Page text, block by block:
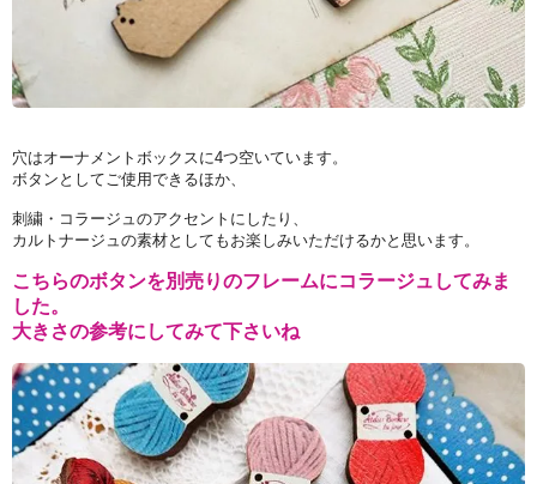
穴はオーナメントボックスに4つ空いています。
ボタンとしてご使用できるほか、
刺繍・コラージュのアクセントにしたり、
カルトナージュの素材としてもお楽しみいただけるかと思います。
こちらのボタンを別売りのフレームにコラージュしてみま
した。
大きさの参考にしてみて下さいね